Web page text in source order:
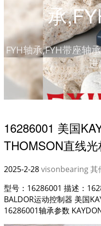
承
FYH轴承,FYH带座轴
进
16286001 美国
THOMSON直线
2025-2-28visonbearing其
型号：16286001 描述：
BALDOR运动控制器 美国
16286001轴承参数